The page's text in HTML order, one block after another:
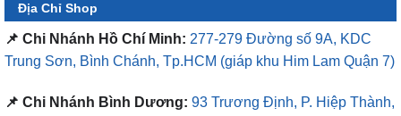
Địa Chỉ Shop
📌 Chi Nhánh Hồ Chí Minh: 277-279 Đường số 9A, KDC
Trung Sơn, Bình Chánh, Tp.HCM (giáp khu Him Lam Quận 7)
📌 Chi Nhánh Bình Dương: 93 Trương Định, P. Hiệp Thành,